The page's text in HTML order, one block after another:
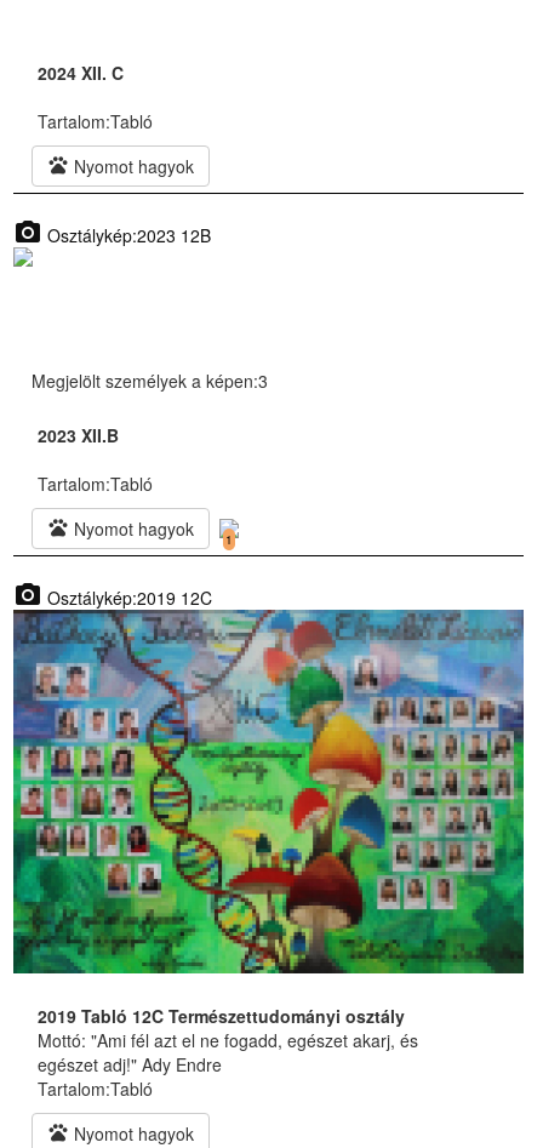
2024 XII. C
Tartalom:Tabló
pets Nyomot hagyok
photo_camera Osztálykép:2023 12B
Megjelölt személyek a képen:3
2023 XII.B
Tartalom:Tabló
pets Nyomot hagyok 1
photo_camera Osztálykép:2019 12C
2019 Tabló 12C Természettudományi osztály
Mottó: "Ami fél azt el ne fogadd, egészet akarj, és
egészet adj!" Ady Endre
Tartalom:Tabló
pets Nyomot hagyok